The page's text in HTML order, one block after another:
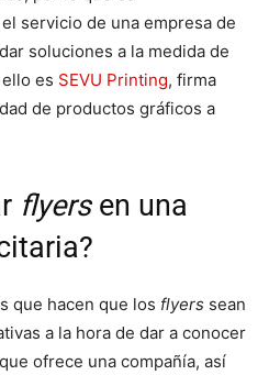
servicio de una empresa de
soluciones a la medida de
es SEVU Printing, firma
de productos gráficos a
flyers en una
que hacen que los flyers sean
a la hora de dar a conocer
ofrece una compañía, así